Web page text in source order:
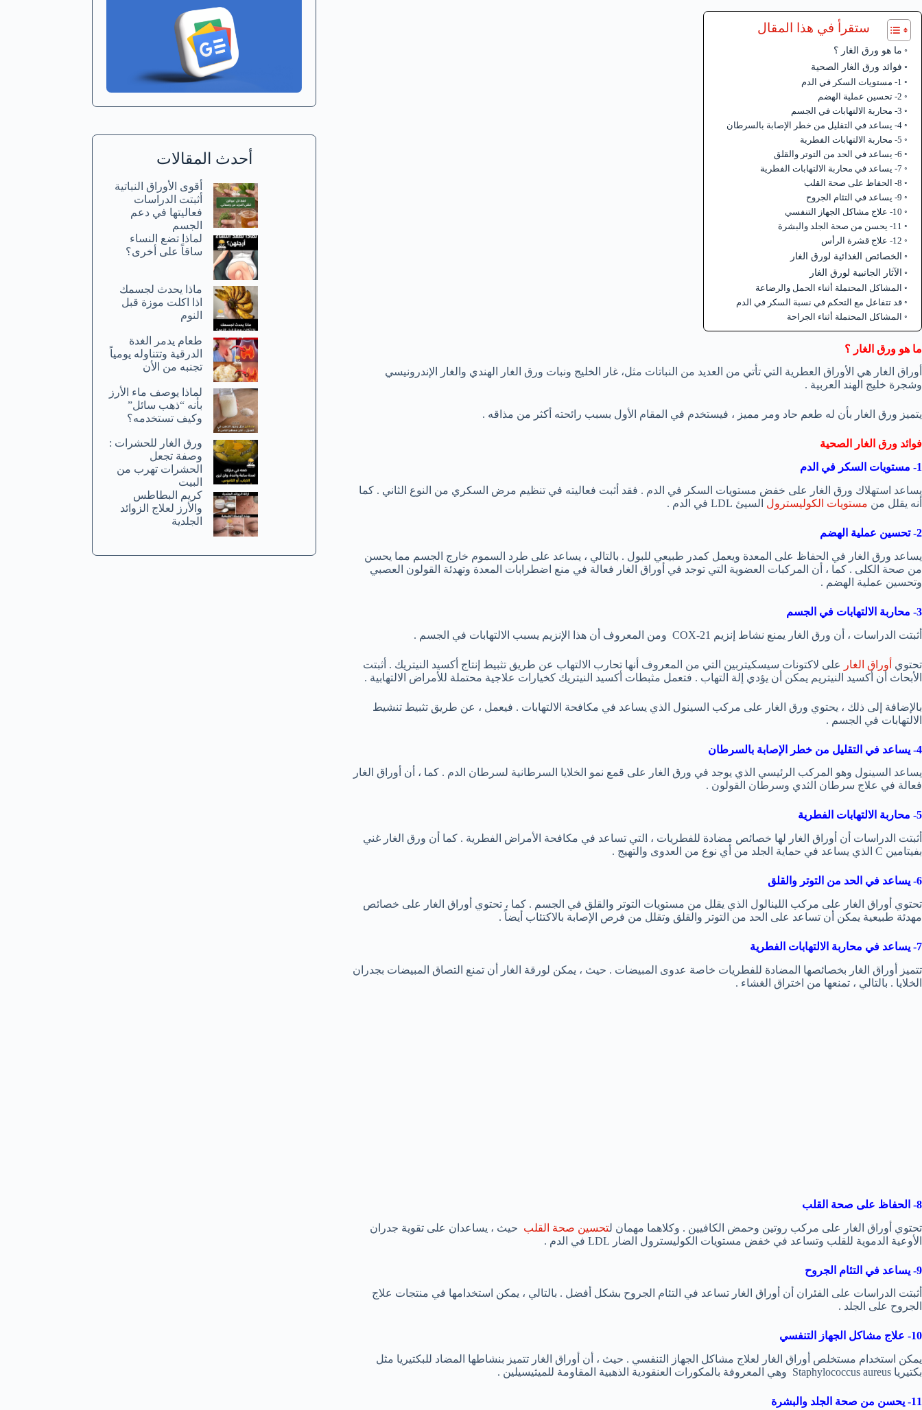
ستقرأ في هذا المقال
ما هو ورق الغار ؟
فوائد ورق الغار الصحية
1- مستويات السكر في الدم
2- تحسين عملية الهضم
3- محاربة الالتهابات في الجسم
4- يساعد في التقليل من خطر الإصابة بالسرطان
5- محاربة الالتهابات الفطرية
6- يساعد في الحد من التوتر والقلق
7- يساعد في محاربة الالتهابات الفطرية
8- الحفاظ على صحة القلب
9- يساعد في التئام الجروح
10- علاج مشاكل الجهاز التنفسي
11- يحسن من صحة الجلد والبشرة
12- علاج قشرة الرأس
الخصائص الغذائية لورق الغار
الآثار الجانبية لورق الغار
المشاكل المحتملة أثناء الحمل والرضاعة
قد تتفاعل مع التحكم في نسبة السكر في الدم
المشاكل المحتملة أثناء الجراحة
ما هو ورق الغار ؟
أوراق الغار هي الأوراق العطرية التي تأتي من العديد من النباتات مثل، غار الخليج ونبات ورق الغار الهندي والغار الإندرونيسي
وشجرة خليج الهند العربية .
يتميز ورق الغار بأن له طعم حاد ومر مميز ، فيستخدم في المقام الأول بسبب رائحته أكثر من مذاقه .
فوائد ورق الغار الصحية
1- مستويات السكر في الدم
يساعد استهلاك ورق الغار على خفض مستويات السكر في الدم . فقد أثبت فعاليته في تنظيم مرض السكري من النوع الثاني . كما
أنه يقلل من مستويات الكوليسترول السيئ LDL في الدم .
2- تحسين عملية الهضم
يساعد ورق الغار في الحفاظ على المعدة ويعمل كمدر طبيعي للبول . بالتالي ، يساعد على طرد السموم خارج الجسم مما يحسن
من صحة الكلى . كما ، أن المركبات العضوية التي توجد في أوراق الغار فعالة في منع اضطرابات المعدة وتهدئة القولون العصبي
وتحسين عملية الهضم .
3- محاربة الالتهابات في الجسم
أثبتت الدراسات ، أن ورق الغار يمنع نشاط إنزيم COX-21 ومن المعروف أن هذا الإنزيم يسبب الالتهابات في الجسم .
تحتوي أوراق الغار
على لاكتونات سيسكيتربين التي من المعروف أنها تحارب الالتهاب عن طريق تثبيط إنتاج أكسيد النيتريك . أثبتت
الأبحاث أن أكسيد النيتريم يمكن أن يؤدي إلة التهاب . فتعمل مثبطات أكسيد النيتريك كخيارات علاجية محتملة للأمراض الالتهابية .
بالإضافة إلى ذلك ، يحتوي ورق الغار على مركب السينول الذي يساعد في مكافحة الالتهابات . فيعمل ، عن طريق تثبيط تنشيط
الالتهابات في الجسم .
4- يساعد في التقليل من خطر الإصابة بالسرطان
يساعد السينول وهو المركب الرئيسي الذي يوجد في ورق الغار على قمع نمو الخلايا السرطانية لسرطان الدم . كما ، أن أوراق الغار
فعالة في علاج سرطان الثدي وسرطان القولون .
5- محاربة الالتهابات الفطرية
أثبتت الدراسات أن أوراق الغار لها خصائص مضادة للفطريات ، التي تساعد في مكافحة الأمراض الفطرية . كما أن ورق الغار غني
بفيتامين C الذي يساعد في حماية الجلد من أي نوع من العدوى والتهيج .
6- يساعد في الحد من التوتر والقلق
تحتوي أوراق الغار على مركب اللينالول الذي يقلل من مستويات التوتر والقلق في الجسم . كما ، تحتوي أوراق الغار على خصائص
مهدئة طبيعية يمكن أن تساعد على الحد من التوتر والقلق وتقلل من فرص الإصابة بالاكتئاب أيضاً .
7- يساعد في محاربة الالتهابات الفطرية
تتميز أوراق الغار بخصائصها المضادة للفطريات خاصة عدوى المبيضات . حيث ، يمكن لورقة الغار أن تمنع التصاق المبيضات بجدران
الخلايا . بالتالي ، تمنعها من اختراق الغشاء .
8- الحفاظ على صحة القلب
تحتوي أوراق الغار على مركب روتين وحمض الكافيين . وكلاهما مهمان لتحسين صحة القلب حيث ، يساعدان على تقوية جدران
الأوعية الدموية للقلب وتساعد في خفض مستويات الكوليسترول الضار LDL في الدم .
9- يساعد في التئام الجروح
أثبتت الدراسات على الفئران أن أوراق الغار تساعد في التئام الجروح بشكل أفضل . بالتالي ، يمكن استخدامها في منتجات علاج
الجروح على الجلد .
10- علاج مشاكل الجهاز التنفسي
يمكن استخدام مستخلص أوراق الغار لعلاج مشاكل الجهاز التنفسي . حيث ، أن أوراق الغار تتميز بنشاطها المضاد للبكتيريا مثل
بكتيريا Staphylococcus aureus وهي المعروفة بالمكورات العنقودية الذهبية المقاومة للميثيسيلين .
11- يحسن من صحة الجلد والبشرة
أحدث المقالات
أقوى الأوراق النباتية
أثبتت الدراسات
فعاليتها في دعم
الجسم
لماذا تضع النساء
ساقاً على أخرى؟
ماذا يحدث لجسمك
اذا اكلت موزة قبل
النوم
طعام يدمر الغدة
الدرقية وتتناوله يومياً
تجنبه من الأن
لماذا يوصف ماء الأرز
بأنه “ذهب سائل”
وكيف تستخدمه؟
ورق الغار للحشرات :
وصفة تجعل
الحشرات تهرب من
البيت
كريم البطاطس
والأرز لعلاج الزوائد
الجلدية